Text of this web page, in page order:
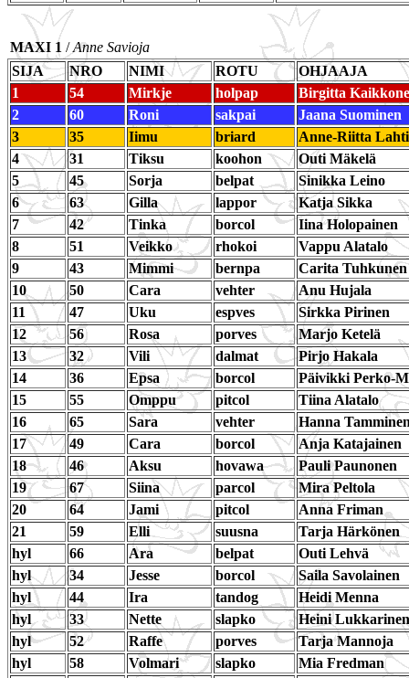
MAXI 1 /Anne Savioja
SIJA
NRO NIMI ROTU
OHJAAJA
1
54 Mirkje holpap
Birgitta
2
60 Roni sakpai
Jaana Suominen
3
35 Iimu briard
Anne-Riitta
4
31 Tiksu koohon
Outi Mäkelä
5
45 Sorja belpat
Sinikka Leino
6
63 Gilla lappor
Katja Sikka
7
42 Tinka borcol
Iina Holopainen
8
51 Veikko rhokoi
Vappu Alatalo
9
43 Mimmi bernpa
Carita Tuhkunen
10
50 Cara vehter
Anu Hujala
11
47 Uku espves
Sirkka Pirinen
12
56 Rosa porves
Marjo Ketelä
13
32 Vili dalmat
Pirjo Hakala
14
36 Epsa borcol
Päivikki Perko-
15
55 Omppu pitcol
Tiina Alatalo
16
65 Sara vehter
Hanna
17
49 Cara borcol
Anja Katajainen
18
46 Aksu hovawa
Pauli Paunonen
19
67 Siina parcol
Mira Peltola
20
64 Jami pitcol
Anna Friman
21
59 Elli suusna
Tarja Härkönen
hyl
66 Ara belpat
Outi Lehvä
hyl
34 Jesse borcol
Saila Savolainen
hyl
44 Ira tandog
Heidi Menna
hyl
33 Nette slapko
Heini Lukkarinen
hyl
52 Raffe porves
Tarja Mannoja
hyl
58 Volmari slapko
Mia Fredman